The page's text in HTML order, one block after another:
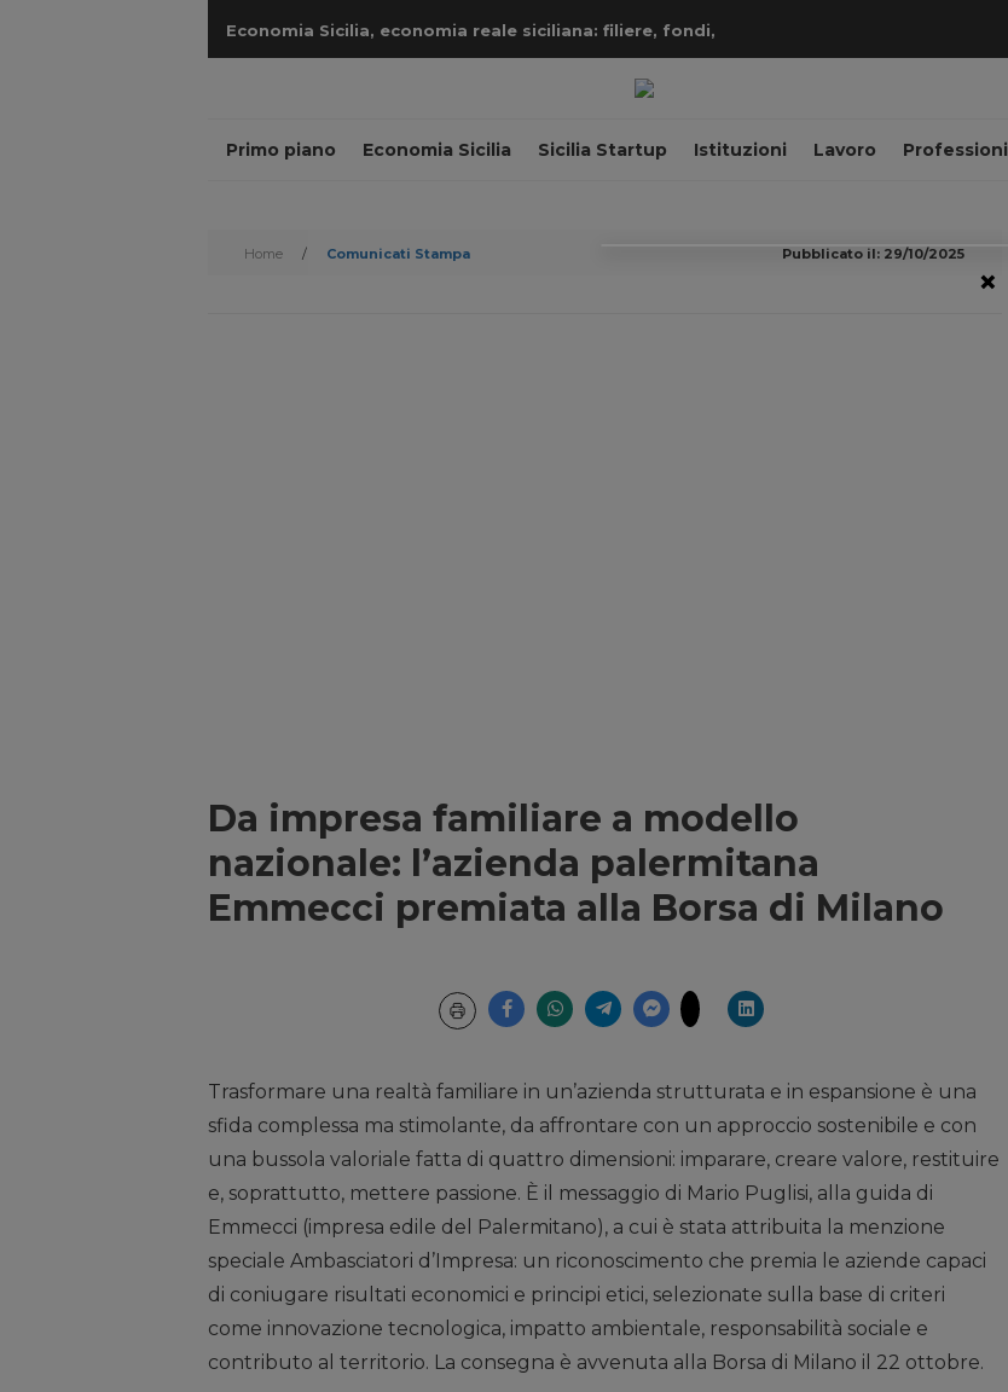
Economia Sicilia, economia reale siciliana: filiere, fondi,
Primo piano Economia Sicilia Sicilia Startup Istituzioni Lavoro Professioni
Home / Comunicati Stampa Pubblicato il: 29/10/2025
Da impresa familiare a modello
nazionale: l’azienda palermitana
Emmecci premiata alla Borsa di Milano
Trasformare una realtà familiare in un’azienda strutturata e in espansione è una
sfida complessa ma stimolante, da affrontare con un approccio sostenibile e con
una bussola valoriale fatta di quattro dimensioni: imparare, creare valore, restituire
e, soprattutto, mettere passione. È il messaggio di Mario Puglisi, alla guida di
Emmecci (impresa edile del Palermitano), a cui è stata attribuita la menzione
speciale Ambasciatori d’Impresa: un riconoscimento che premia le aziende capaci
di coniugare risultati economici e principi etici, selezionate sulla base di criteri
come innovazione tecnologica, impatto ambientale, responsabilità sociale e
contributo al territorio. La consegna è avvenuta alla Borsa di Milano il 22 ottobre.
×